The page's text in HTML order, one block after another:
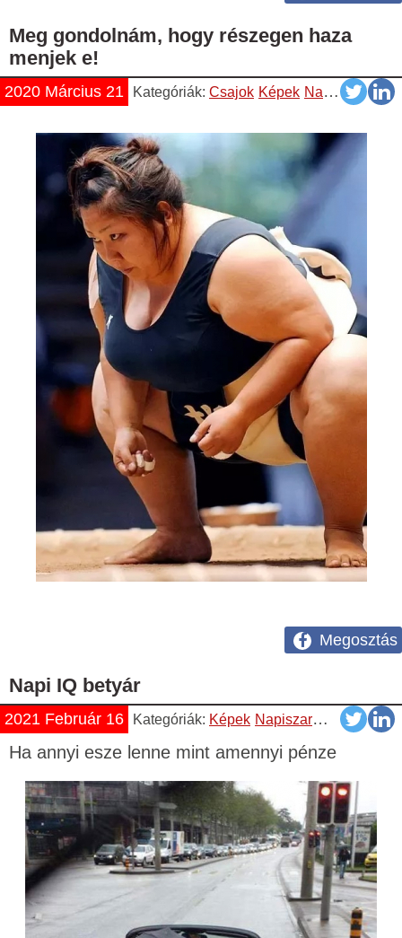
Meg gondolnám, hogy részegen haza
menjek e!
2020 Március 21 Kategóriák: Csajok Képek Napiszar
Megosztás
Napi IQ betyár
2021 Február 16 Kategóriák: Képek Napiszar Vicces
Ha annyi esze lenne mint amennyi pénze